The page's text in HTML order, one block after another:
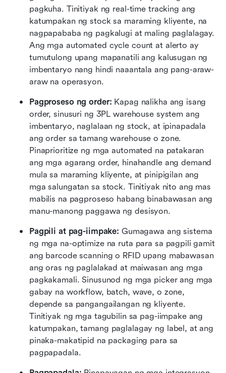
pagkuha. Tinitiyak ng real-time tracking ang
katumpakan ng stock sa maraming kliyente, na
nagpapababa ng pagkalugi at maling paglalagay.
Ang mga automated cycle count at alerto ay
tumutulong upang mapanatili ang kalusugan ng
imbentaryo nang hindi naaantala ang pang-araw-
araw na operasyon.
Pagproseso ng order: Kapag nalikha ang isang
order, sinusuri ng 3PL warehouse system ang
imbentaryo, naglalaan ng stock, at ipinapadala
ang order sa tamang warehouse o zone.
Pinaprioritize ng mga automated na patakaran
ang mga agarang order, hinahandle ang demand
mula sa maraming kliyente, at pinipigilan ang
mga salungatan sa stock. Tinitiyak nito ang mas
mabilis na pagproseso habang binabawasan ang
manu-manong paggawa ng desisyon.
Pagpili at pag-iimpake: Gumagawa ang sistema
ng mga na-optimize na ruta para sa pagpili gamit
ang barcode scanning o RFID upang mabawasan
ang oras ng paglalakad at maiwasan ang mga
pagkakamali. Sinusunod ng mga picker ang mga
gabay na workflow, batch, wave, o zone,
depende sa pangangailangan ng kliyente.
Tinitiyak ng mga tagubilin sa pag-iimpake ang
katumpakan, tamang paglalagay ng label, at ang
pinaka-makatipid na packaging para sa
pagpapadala.